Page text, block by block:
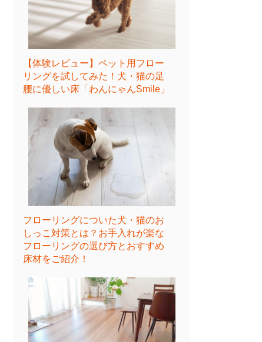
【体験レビュー】ペット用フロー
リングを試してみた！犬・猫の足
腰に優しい床「わんにゃんSmile」
フローリングについた犬・猫のお
しっこ対策とは？お手入れが楽な
フローリングの選び方とおすすめ
床材をご紹介！